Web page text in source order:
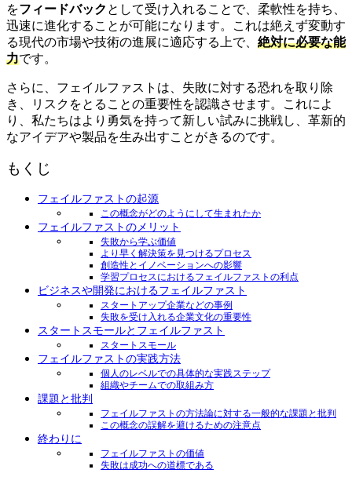
をフィードバック として受け入れることで、柔軟性を持ち、
迅速に進化することが可能になります。これは絶えず変動す
る現代の市場や技術の進展に適応する上で、 絶対に必要な能
力です。
さらに、フェイルファストは、失敗に対する恐れを取り除
き、リスクをとることの重要性を認識させます。これによ
り、私たちはより勇気を持って新しい試みに挑戦し、革新的
なアイデアや製品を生み出すことがきるのです。
もくじ
フェイルファストの起源
この概念がどのようにして生まれたか
フェイルファストのメリット
失敗から学ぶ価値
より早く解決策を見つけるプロセス
創造性とイノベーションへの影響
学習プロセスにおけるフェイルファストの利点
ビジネスや開発におけるフェイルファスト
スタートアップ企業などの事例
失敗を受け入れる企業文化の重要性
スタートスモールとフェイルファスト
スタートスモール
フェイルファストの実践方法
個人のレベルでの具体的な実践ステップ
組織やチームでの取組み方
課題と批判
フェイルファストの方法論に対する一般的な課題と批判
この概念の誤解を避けるための注意点
終わりに
フェイルファストの価値
失敗は成功への道標である